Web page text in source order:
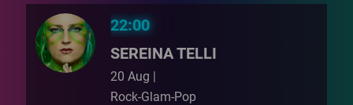
22:00
SEREINA TELLI
20 Aug |
Rock-Glam-Pop